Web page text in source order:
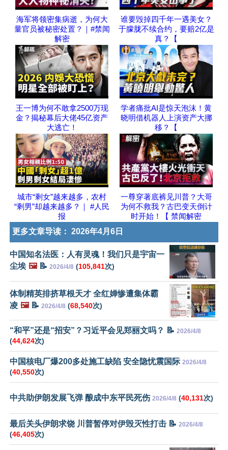
海军将领密集病逝，为何大
量官员被秘密处置？｜#禁闻
解密
谁要毁掉四千年一遇美女？
于朦胧不续合约，要赔2亿是
真？【
王一博为何不敢拿2500万现
金？揭秘幕后大佬45亿资产
大逃亡！
学者痛批AI是惊天泡沫！黄
晓明借机器人上演资产大挪
移？【
城市“剩女”越来越多，农村
“剩男”却越来越多？｜ #人民
报
一尊穿著底裤见川普？大哥
为何不救我？古巴变天倒计
时开始！【 禁闻解密
更多文章导读： 2026年4月6日
中国知名法医：人有灵魂！我们只是宇宙一
尘埃 🖼️📝 2026/4/8 (105,841次)
体制精英排挤草根天才 全红婵惨遭集体霸
凌 🖼️📝 2026/4/8 (68,540次)
“和平”还是“招安”？习近平会见郑丽文吗？ 📝 2026/4/8
(44,624次)
中国核电厂爆200多处施工缺陷 安全隐忧震国际 2026/4/8
(40,550次)
中共助伊朗发展飞弹 酿成中东平民死伤 2026/4/8 (40,131次)
最后关头伊朗求饶 川普暂停对伊毁灭性打击 📝 2026/4/8
(46,405次)